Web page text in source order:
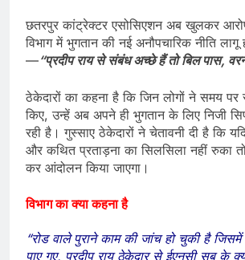
छतरपुर कांट्रेक्टर एसोसिएशन अब खुलकर
विभाग में भुगतान की नई अनौपचारिक नीति लागू
—“प्रदीप राय से संबंध अच्छे हैं तो बिल पास,
ठेकेदारों का कहना है कि जिन लोगों ने समय पर
किए, उन्हें अब अपने ही भुगतान के लिए निजी
रही है। गुस्साए ठेकेदारों ने चेतावनी दी है कि
और कथित प्रताड़ना का सिलसिला नहीं रुका
कर आंदोलन किया जाएगा।
विभाग का क्या कहना है
“रोड वाले पुराने काम की जांच हो चुकी है
पाए गए, प्रदीप राय ठेकेदार से ईएनसी सब के